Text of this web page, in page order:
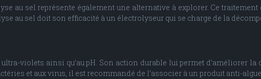
au sel représente également une alternative à explorer. Ce
au sel doit son efficacité à un électrolyseur qui se charge de la
violets ainsi qu’au pH. Son action durable lui permet d’améliorer la
et aux virus, il est recommandé de l’associer à un produit anti-